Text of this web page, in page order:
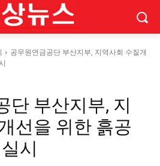
공무원연금공단 부산지부, 지역사회 수질개
단 부산지부, 지
선을 위한 흙공
시